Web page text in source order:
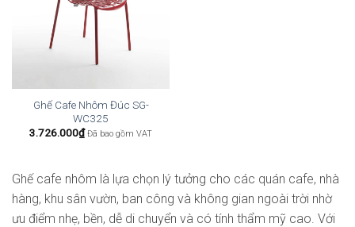
Ghế Cafe Nhôm Đúc SG-
WC325
3.726.000₫ Đã bao gồm VAT
Ghế cafe nhôm là lựa chọn lý tưởng cho các quán cafe, nhà
hàng, khu sân vườn, ban công và không gian ngoài trời nhờ
ưu điểm nhẹ, bền, dễ di chuyển và có tính thẩm mỹ cao. Với